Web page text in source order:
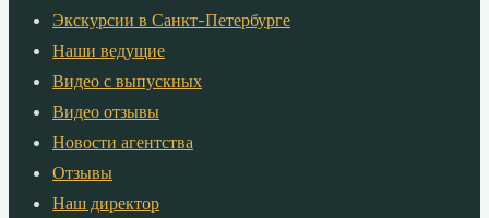
Экскурсии в Санкт-Петербурге
Наши ведущие
Видео с выпускных
Видео отзывы
Новости агентства
Отзывы
Наш директор